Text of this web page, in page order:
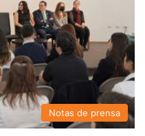
Notas de prensa